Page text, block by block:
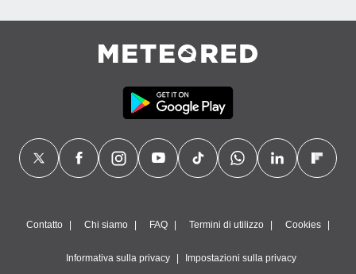
Contatto Chi siamo FAQ Termini di utilizzo Cookies
Informativa sulla privacy Impostazioni sulla privacy